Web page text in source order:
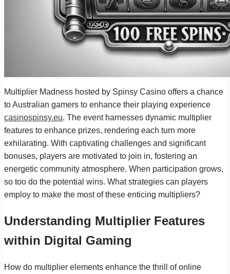
Multiplier Madness hosted by Spinsy Casino offers a chance
to Australian gamers to enhance their playing experience
casinospinsy.eu. The event harnesses dynamic multiplier
features to enhance prizes, rendering each turn more
exhilarating. With captivating challenges and significant
bonuses, players are motivated to join in, fostering an
energetic community atmosphere. When participation grows,
so too do the potential wins. What strategies can players
employ to make the most of these enticing multipliers?
Understanding Multiplier Features
within Digital Gaming
How do multiplier elements enhance the thrill of online